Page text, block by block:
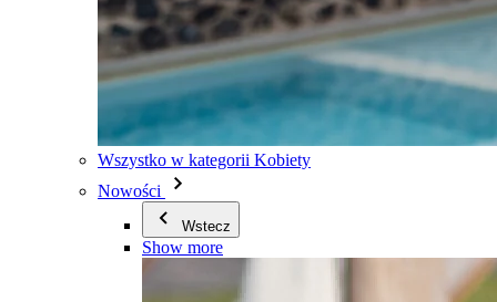
Wszystko w kategorii Kobiety
Nowości
Wstecz
Show more